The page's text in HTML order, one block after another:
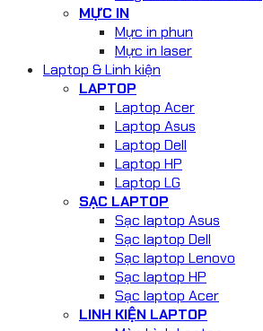
MỰC IN
Mực in phun
Mực in laser
Laptop & Linh kiện
LAPTOP
Laptop Acer
Laptop Asus
Laptop Dell
Laptop HP
Laptop LG
SẠC LAPTOP
Sạc laptop Asus
Sạc laptop Dell
Sạc laptop Lenovo
Sạc laptop HP
Sạc laptop Acer
LINH KIỆN LAPTOP